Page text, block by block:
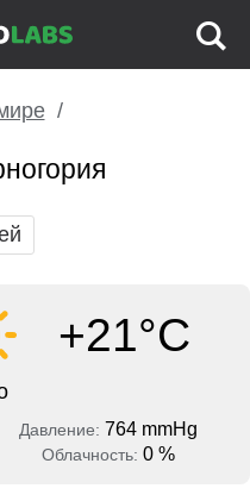
+21°C
Давление: 764 mmHg
Облачность: 0 %